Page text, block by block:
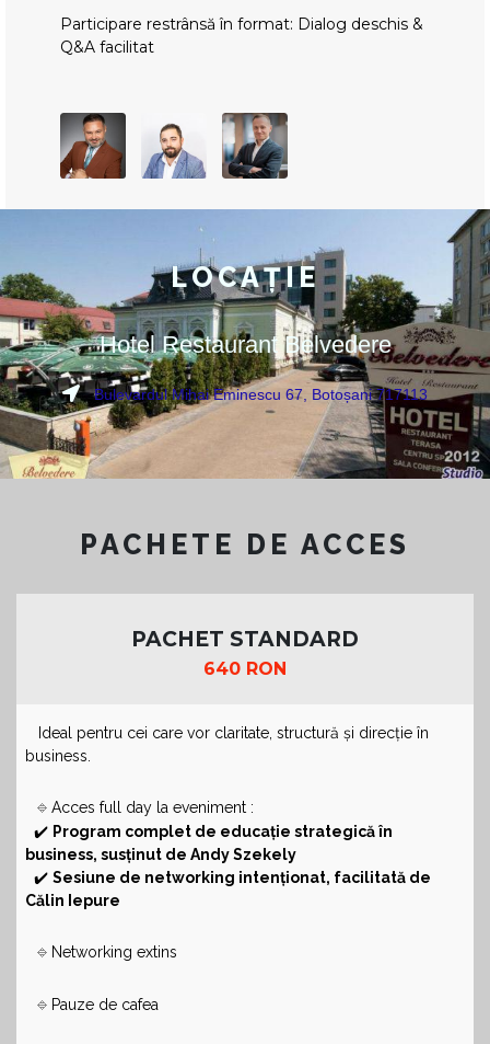
Participare restrânsă în format: Dialog deschis &
Q&A facilitat
LOCAȚIE
Hotel Restaurant Belvedere
Bulevardul Mihai Eminescu 67, Botoșani 717113
PACHETE DE ACCES
PACHET STANDARD
640 RON
Ideal pentru cei care vor claritate, structură și direcție în
business.
🔹 Acces full day la eveniment :
✔️ Program complet de educație strategică în
business, susținut de Andy Szekely
✔️ Sesiune de networking intenționat, facilitată de
Călin Iepure
🔹 Networking extins
🔹 Pauze de cafea